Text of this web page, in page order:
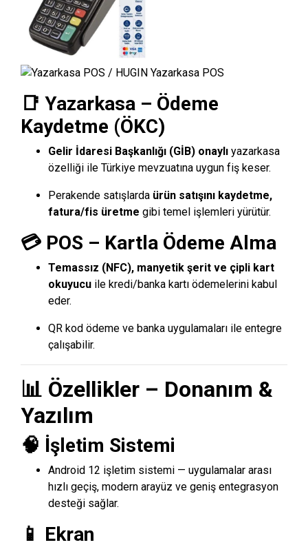
📑 Yazarkasa – Ödeme
Kaydetme (ÖKC)
Gelir İdaresi Başkanlığı (GİB) onaylı yazarkasa
özelliği ile Türkiye mevzuatına uygun fiş keser.
Perakende satışlarda ürün satışını kaydetme,
fatura/fis üretme gibi temel işlemleri yürütür.
💳 POS – Kartla Ödeme Alma
Temassız (NFC), manyetik şerit ve çipli kart
okuyucu ile kredi/banka kartı ödemelerini kabul
eder.
QR kod ödeme ve banka uygulamaları ile entegre
çalışabilir.
📊 Özellikler – Donanım &
Yazılım
🧠 İşletim Sistemi
Android 12 işletim sistemi — uygulamalar arası
hızlı geçiş, modern arayüz ve geniş entegrasyon
desteği sağlar.
📱 Ekran